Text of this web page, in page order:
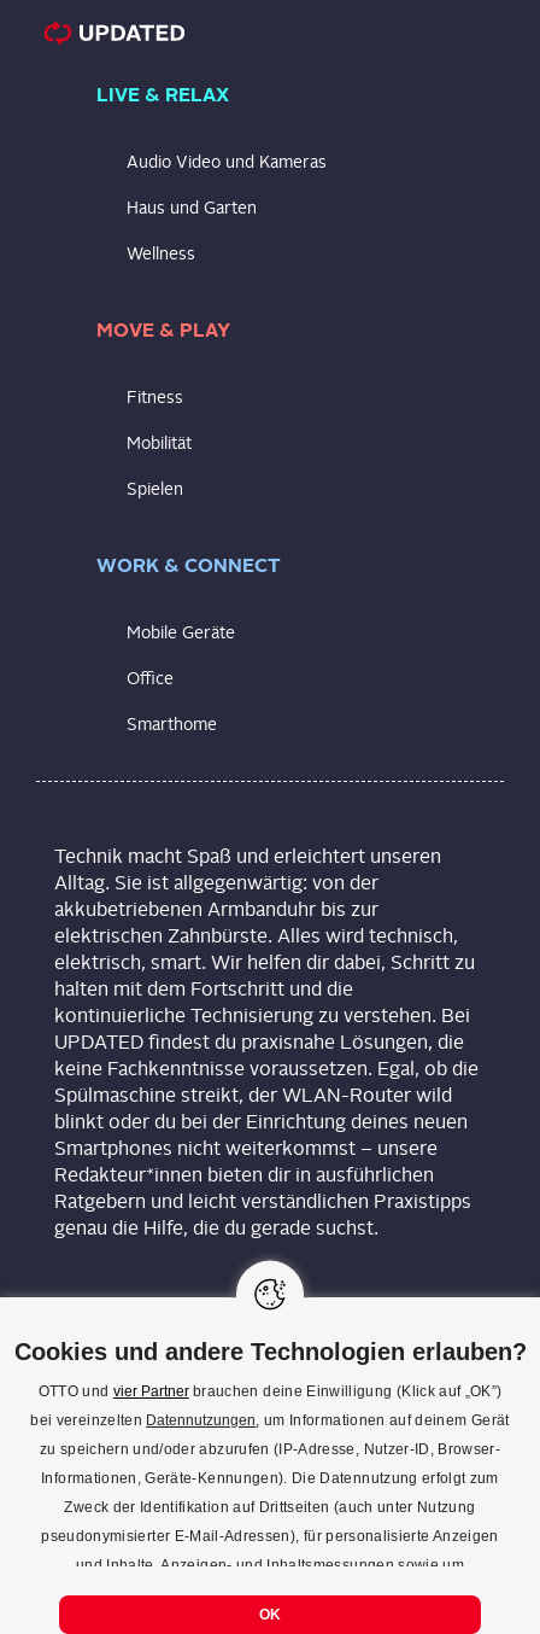
LIVE & RELAX
Audio Video und Kameras
Haus und Garten
Wellness
MOVE & PLAY
Fitness
Mobilität
Spielen
WORK & CONNECT
Mobile Geräte
Office
Smarthome
Technik macht Spaß und erleichtert unseren
Alltag. Sie ist allgegenwärtig: von der
akkubetriebenen Armbanduhr bis zur
elektrischen Zahnbürste. Alles wird technisch,
elektrisch, smart. Wir helfen dir dabei, Schritt zu
halten mit dem Fortschritt und die
kontinuierliche Technisierung zu verstehen. Bei
UPDATED findest du praxisnahe Lösungen, die
keine Fachkenntnisse voraussetzen. Egal, ob die
Spülmaschine streikt, der WLAN-Router wild
blinkt oder du bei der Einrichtung deines neuen
Smartphones nicht weiterkommst – unsere
Redakteur*innen bieten dir in ausführlichen
Ratgebern und leicht verständlichen Praxistipps
genau die Hilfe, die du gerade suchst.
KON­TAKT
REDAK­TI­ON
IMPRES­SUM
DATENSCHUTZ
COOKIE-EINSTELLUNGEN
Cookies und andere Technologien erlauben?
OTTO und vier Partnerbrauchen deine Einwilligung (Klick auf „OK”)
bei vereinzelten Datennutzungen, um Informationen auf deinem Gerät
zu speichern und/oder abzurufen (IP-Adresse, Nutzer-ID, Browser-
Informationen, Geräte-Kennungen). Die Datennutzung erfolgt zum
Zweck der Identifikation auf Drittseiten (auch unter Nutzung
pseudonymisierter E-Mail-Adressen), für personalisierte Anzeigen
und Inhalte, Anzeigen- und Inhaltsmessungen sowie um
Erkenntnisse über Zielgruppen und Produktentwicklungen zu
gewinnen. Mehr Infos zur Einwilligung (inkl. Widerrufsmöglichkeit)
OK